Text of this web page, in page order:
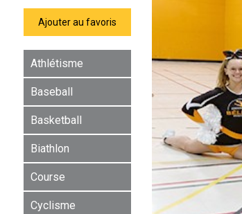
Ajouter au favoris
Athlétisme
Baseball
Basketball
Biathlon
Course
Cyclisme